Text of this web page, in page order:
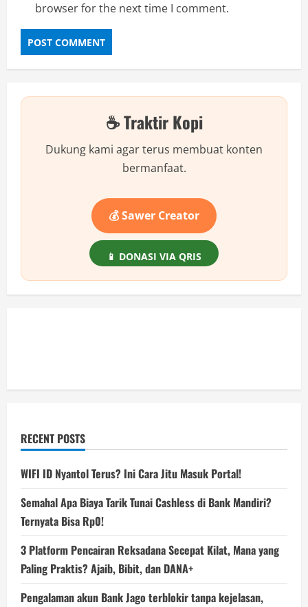
browser for the next time I comment.
☕ Traktir Kopi
Dukung kami agar terus membuat konten
bermanfaat.
💰 Sawer Creator
📱 DONASI VIA QRIS
RECENT POSTS
WIFI ID Nyantol Terus? Ini Cara Jitu Masuk Portal!
Semahal Apa Biaya Tarik Tunai Cashless di Bank Mandiri?
Ternyata Bisa Rp0!
3 Platform Pencairan Reksadana Secepat Kilat, Mana yang
Paling Praktis? Ajaib, Bibit, dan DANA+
Pengalaman akun Bank Jago terblokir tanpa kejelasan,